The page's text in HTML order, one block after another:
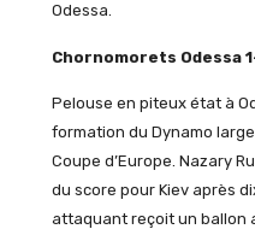
Odessa.
Chornomorets Odessa
Pelouse en piteux état à
formation du Dynamo
Coupe d’Europe. Nazary
du score pour Kiev après
attaquant reçoit un ballon